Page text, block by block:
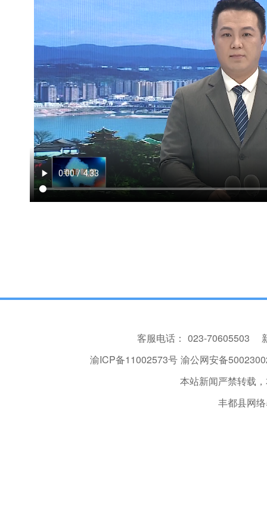
客服电话： 023-70605503
渝ICP备11002573号 渝公网安备
本站新闻严禁转载
丰都县网